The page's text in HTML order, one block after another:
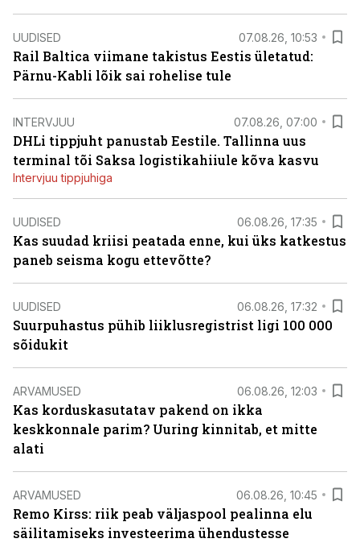
UUDISED 07.08.26, 10:53
Rail Baltica viimane takistus Eestis ületatud:
Pärnu-Kabli lõik sai rohelise tule
INTERVJUU 07.08.26, 07:00
DHLi tippjuht panustab Eestile. Tallinna uus
terminal tõi Saksa logistikahiiule kõva kasvu
Intervjuu tippjuhiga
UUDISED 06.08.26, 17:35
Kas suudad kriisi peatada enne, kui üks katkestus
paneb seisma kogu ettevõtte?
UUDISED 06.08.26, 17:32
Suurpuhastus pühib liiklusregistrist ligi 100 000
sõidukit
ARVAMUSED 06.08.26, 12:03
Kas korduskasutatav pakend on ikka
keskkonnale parim? Uuring kinnitab, et mitte
alati
ARVAMUSED 06.08.26, 10:45
Remo Kirss: riik peab väljaspool pealinna elu
säilitamiseks investeerima ühendustesse